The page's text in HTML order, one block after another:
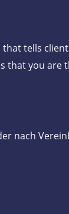
tells
that you are
nach